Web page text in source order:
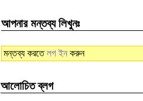
আপনার মন্তব্য লিখুনঃ
মন্তব্য করতেলগ ইন করুন
আলোচিত ব্লগ